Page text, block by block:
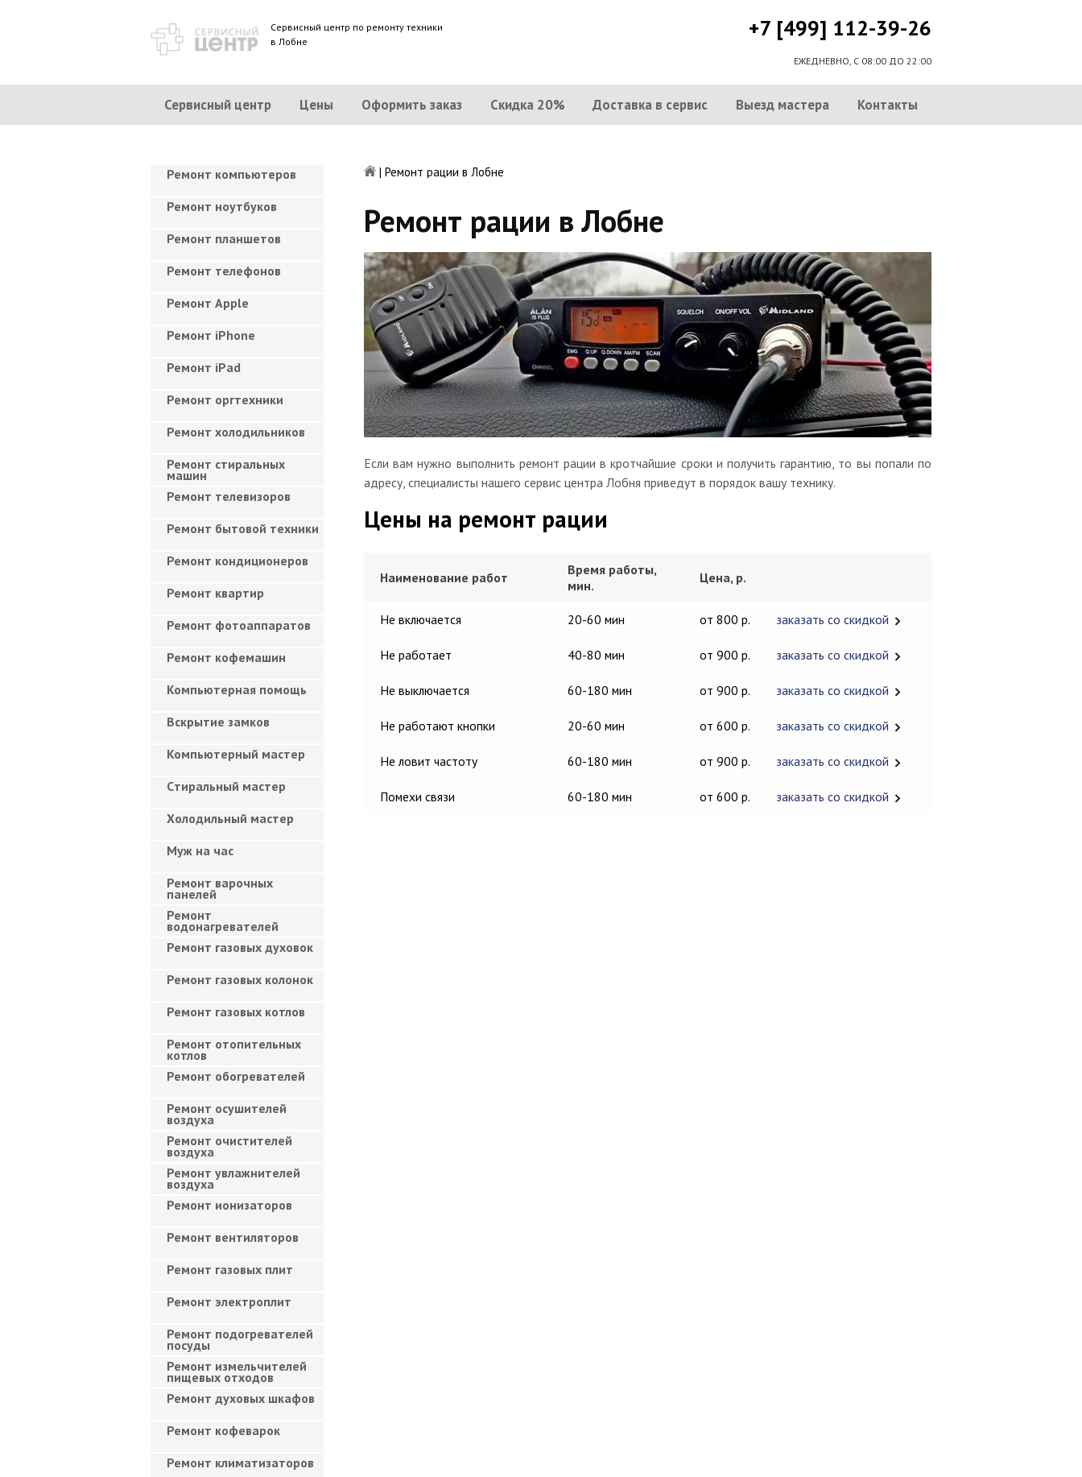
Сервисный центр по ремонту техники
в Лобне
+7 [499] 112-39-26
ЕЖЕДНЕВНО, С 08:00 ДО 22:00
Сервисный центр Цены Оформить заказ Скидка 20% Доставка в сервис Выезд мастера Контакты
| Ремонт рации в Лобне
Ремонт рации в Лобне
Если вам нужно выполнить ремонт рации в кротчайшие сроки и получить гарантию, то вы попали по
адресу, специалисты нашего сервис центра Лобня приведут в порядок вашу технику.
Цены на ремонт рации
Наименование работ
Время работы,
мин.
Цена, р.
Не включается 20-60 мин от 800 р. заказать со скидкой
Не работает 40-80 мин от 900 р. заказать со скидкой
Не выключается 60-180 мин от 900 р. заказать со скидкой
Не работают кнопки 20-60 мин от 600 р. заказать со скидкой
Не ловит частоту 60-180 мин от 900 р. заказать со скидкой
Помехи связи 60-180 мин от 600 р. заказать со скидкой
Ремонт компьютеров
Ремонт ноутбуков
Ремонт планшетов
Ремонт телефонов
Ремонт Apple
Ремонт iPhone
Ремонт iPad
Ремонт оргтехники
Ремонт холодильников
Ремонт стиральных
машин
Ремонт телевизоров
Ремонт бытовой техники
Ремонт кондиционеров
Ремонт квартир
Ремонт фотоаппаратов
Ремонт кофемашин
Компьютерная помощь
Вскрытие замков
Компьютерный мастер
Cтиральный мастер
Холодильный мастер
Муж на час
Ремонт варочных
панелей
Ремонт
водонагревателей
Ремонт газовых духовок
Ремонт газовых колонок
Ремонт газовых котлов
Ремонт отопительных
котлов
Ремонт обогревателей
Ремонт осушителей
воздуха
Ремонт очистителей
воздуха
Ремонт увлажнителей
воздуха
Ремонт ионизаторов
Ремонт вентиляторов
Ремонт газовых плит
Ремонт электроплит
Ремонт подогревателей
посуды
Ремонт измельчителей
пищевых отходов
Ремонт духовых шкафов
Ремонт кофеварок
Ремонт климатизаторов